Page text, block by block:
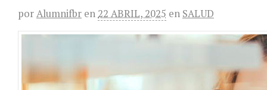
porAlumnifbr en 22 ABRIL, 2025 en SALUD